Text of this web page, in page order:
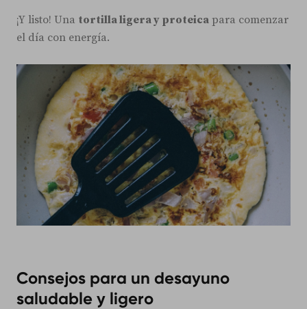
¡Y listo! Una tortilla ligera y proteica para comenzar
el día con energía.
Consejos para un desayuno
saludable y ligero